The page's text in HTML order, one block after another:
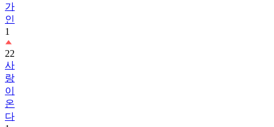
가
인
1
22
사
랑
이
온
다